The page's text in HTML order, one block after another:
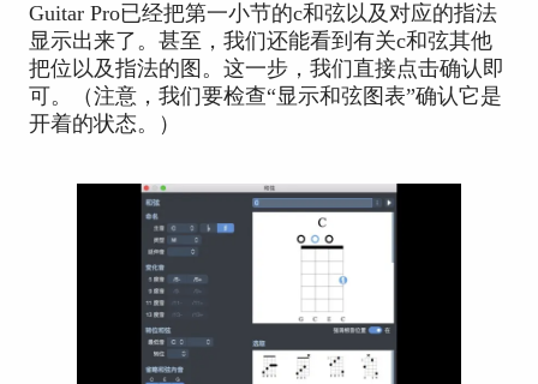
Guitar Pro已经把第一小节的c和弦以及对应的指法
显示出来了。甚至，我们还能看到有关c和弦其他
把位以及指法的图。这一步，我们直接点击确认即
可。（注意，我们要检查“显示和弦图表”确认它是
开着的状态。）